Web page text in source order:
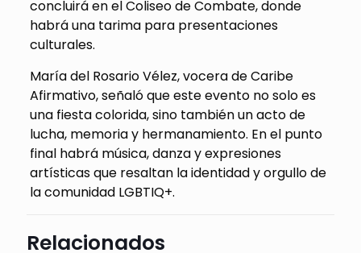
concluirá en el Coliseo de Combate, donde
habrá una tarima para presentaciones
culturales.
María del Rosario Vélez, vocera de Caribe
Afirmativo, señaló que este evento no solo es
una fiesta colorida, sino también un acto de
lucha, memoria y hermanamiento. En el punto
final habrá música, danza y expresiones
artísticas que resaltan la identidad y orgullo de
la comunidad LGBTIQ+.
Relacionados